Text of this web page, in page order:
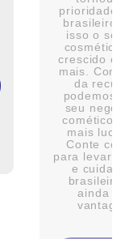
prioridade
brasileiro,
isso o
crescido
mais. Com
da
podemos
seu
cométicos
mais
Conte
para levar
e
brasileiro
ainda